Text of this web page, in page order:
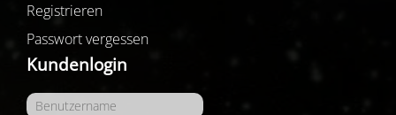
Registrieren
Passwort vergessen
Kundenlogin